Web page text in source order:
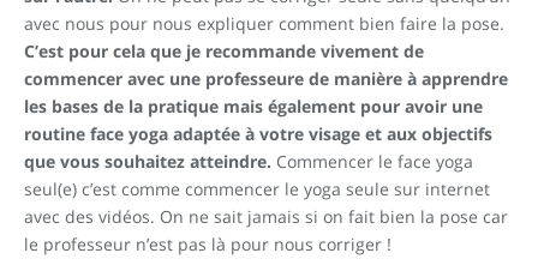
avec nous pour nous expliquer comment bien faire la pose.
C’est pour cela que je recommande vivement de
commencer avec une professeure de manière à apprendre
les bases de la pratique mais également pour avoir une
routine face yoga adaptée à votre visage et aux objectifs
que vous souhaitez atteindre. Commencer le face yoga
seul(e) c’est comme commencer le yoga seule sur internet
avec des vidéos. On ne sait jamais si on fait bien la pose car
le professeur n’est pas là pour nous corriger !